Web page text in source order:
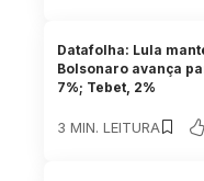
Datafolha: Lula
Bolsonaro avança
7%; Tebet, 2%
3 MIN. LEITURA